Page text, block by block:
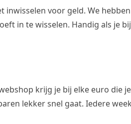
inwisselen voor geld. We
in te wisselen. Handig als je
krijg je bij elke euro die
lekker snel gaat. Iedere